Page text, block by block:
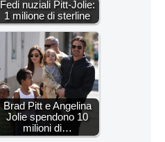
Fedi nuziali Pitt-Jolie:
1 milione di sterline
Brad Pitt e Angelina
Jolie spendono 10
milioni di…